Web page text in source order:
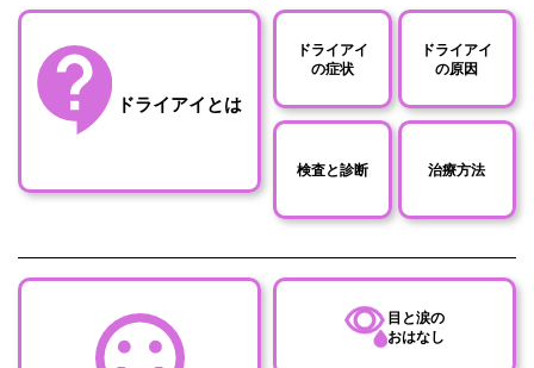
ドライアイとは
ドライアイ
の症状
ドライアイ
の原因
検査と診断 治療方法
目と涙の
おはなし